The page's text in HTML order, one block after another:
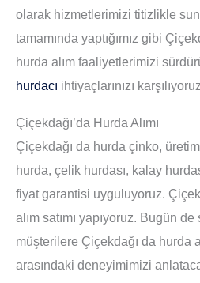
olarak hizmetlerimizi titizlikle
tamamında yaptığımız gibi
hurda alım faaliyetlerimizi
hurdacı ihtiyaçlarınızı
Çiçekdağı’da Hurda Alımı
Çiçekdağı da hurda çinko,
hurda, çelik hurdası, kalay
fiyat garantisi uyguluyoruz.
alım satımı yapıyoruz. Bugün
müşterilere Çiçekdağı da hurda
arasındaki deneyimimizi